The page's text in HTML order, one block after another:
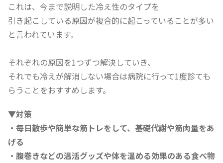
これは、今まで説明した冷え性のタイプを
引き起こしている原因が複合的に起こっていることが多い
と言われています。
それぞれの原因を1つずつ解決していき、
それでも冷えが解消しない場合は病院に行って1度診ても
らうことをおすすめします。
▼対策
・毎日散歩や簡単な筋トレをして、基礎代謝や筋肉量をあ
げる
・腹巻きなどの温活グッズや体を温める効果のある食べ物